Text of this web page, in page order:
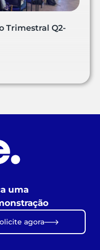
Trimestral Q2-
uma
agora